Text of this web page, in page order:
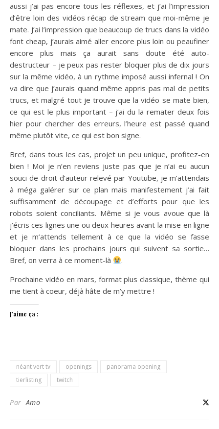
aussi j’ai pas encore tous les réflexes, et j’ai l’impression
d’être loin des vidéos récap de stream que moi-même je
mate. J’ai l’impression que beaucoup de trucs dans la vidéo
font cheap, j’aurais aimé aller encore plus loin ou peaufiner
encore plus mais ça aurait sans doute été auto-
destructeur – je peux pas rester bloquer plus de dix jours
sur la même vidéo, à un rythme imposé aussi infernal ! On
va dire que j’aurais quand même appris pas mal de petits
trucs, et malgré tout je trouve que la vidéo se mate bien,
ce qui est le plus important – j’ai du la remater deux fois
hier pour chercher des erreurs, l’heure est passé quand
même plutôt vite, ce qui est bon signe.
Bref, dans tous les cas, projet un peu unique, profitez-en
bien ! Moi je n’en reviens juste pas que je n’ai eu aucun
souci de droit d’auteur relevé par Youtube, je m’attendais
à méga galérer sur ce plan mais manifestement j’ai fait
suffisamment de découpage et d’efforts pour que les
robots soient conciliants. Même si je vous avoue que là
j’écris ces lignes une ou deux heures avant la mise en ligne
et je m’attends tellement à ce que la vidéo se fasse
bloquer dans les prochains jours qui suivent sa sortie…
Bref, on verra à ce moment-là
.
Prochaine vidéo en mars, format plus classique, thème qui
me tient à coeur, déjà hâte de m’y mettre !
J’aime ça :
néant vert tv openings
panorama opening
tierlisting
twitch
Par Amo